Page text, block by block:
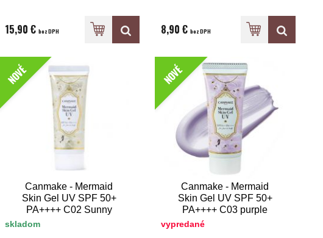
15,90 € bez DPH 8,90 € bez DPH
NOVÉ
Canmake - Mermaid
Skin Gel UV SPF 50+
PA++++ C02 Sunny
skladom
NOVÉ
Canmake - Mermaid
Skin Gel UV SPF 50+
PA++++ C03 purple
vypredané